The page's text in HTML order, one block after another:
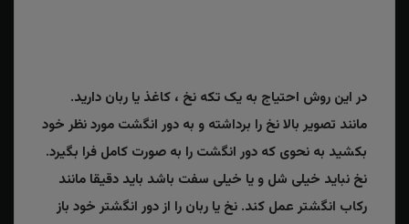
در این روش احتیاج به یک تکه نخ ، کاغذ یا ربان دارید.
مانند تصویر بالا نخ را برداشته و به دور انگشت مورد نظر خود
بکشید به نحوی که دور انگشت را به صورت کامل فرا بگیرد.
نخ نباید خیلی شل و یا خیلی سفت باشد باید دقیقا مانند
رکاب انگشتر عمل کند. نخ یا ربان را از دور انگشتر خود باز